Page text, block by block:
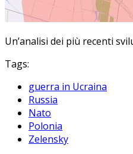
Un’analisi dei più recenti
Tags:
guerra in Ucraina
Russia
Nato
Polonia
Zelensky